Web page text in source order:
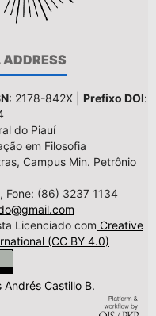
: 2178-842X | Prefixo DOI:
do Piauí
em Filosofia
Campus Min. Petrônio
Fone: (86) 3237 1134
Licenciado com Creative
(CC BY 4.0)
Andrés Castillo B.